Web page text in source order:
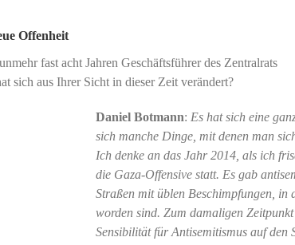
Offenheit
fast acht Jahren Geschäftsführer des Zentralrats
sich aus Ihrer Sicht in dieser Zeit verändert?
Daniel Botmann: Es hat sich eine
sich manche Dinge, mit denen man
Ich denke an das Jahr 2014, als ich
die Gaza-Offensive statt. Es gab
Straßen mit üblen Beschimpfungen, in
worden sind. Zum damaligen
Sensibilität für Antisemitismus auf